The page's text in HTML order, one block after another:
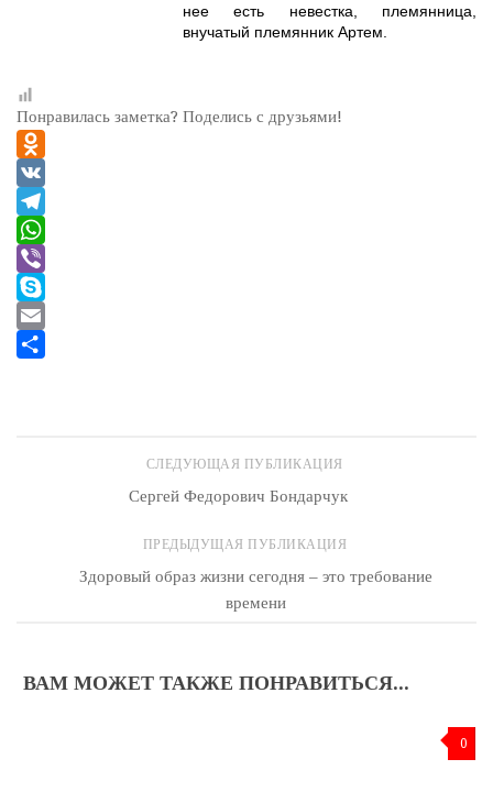
нее есть невестка, племянница,
внучатый племянник Артем.
Понравилась заметка? Поделись с друзьями!
Odnoklassniki
VK
Telegram
WhatsApp
Viber
Skype
Email
СЛЕДУЮЩАЯ ПУБЛИКАЦИЯ
Сергей Федорович Бондарчук
ПРЕДЫДУЩАЯ ПУБЛИКАЦИЯ
Здоровый образ жизни сегодня – это требование
времени
ВАМ МОЖЕТ ТАКЖЕ ПОНРАВИТЬСЯ...
0